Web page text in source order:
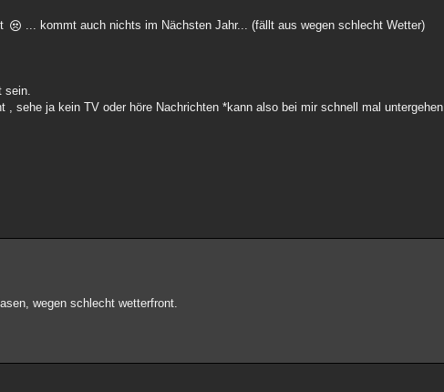
... kommt auch nichts im Nächsten Jahr... (fällt aus wegen schlecht Wetter)
sein.
, sehe ja kein TV oder höre Nachrichten *kann also bei mir schnell mal untergehen
wegen schlecht wetterfront.